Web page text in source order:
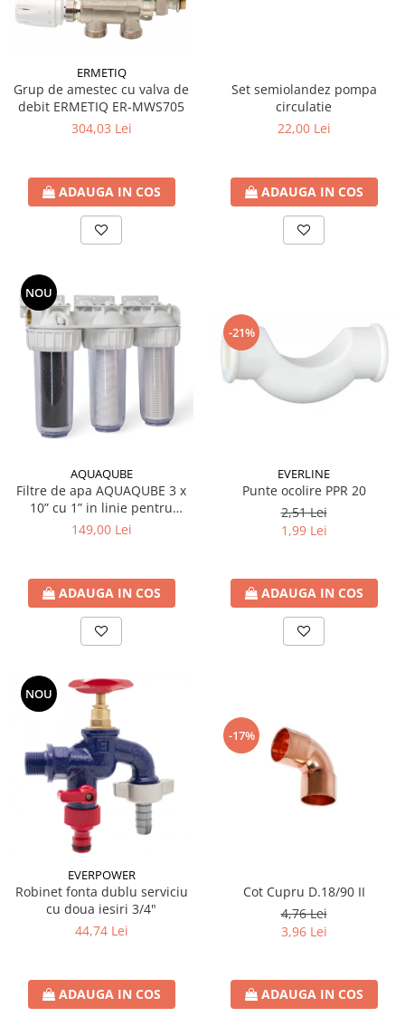
ERMETIQ
Grup de amestec cu valva de
debit ERMETIQ ER-MWS705
304,03 Lei
ADAUGA IN COS
Set semiolandez pompa
circulatie
22,00 Lei
ADAUGA IN COS
NOU
AQUAQUBE
Filtre de apa AQUAQUBE 3 x
10” cu 1” in linie pentru
filtrare mecanica cu 3 cartuse
149,00 Lei
ADAUGA IN COS
-21%
EVERLINE
Punte ocolire PPR 20
2,51 Lei
1,99 Lei
ADAUGA IN COS
NOU
EVERPOWER
Robinet fonta dublu serviciu
cu doua iesiri 3/4"
44,74 Lei
ADAUGA IN COS
-17%
Cot Cupru D.18/90 II
4,76 Lei
3,96 Lei
ADAUGA IN COS